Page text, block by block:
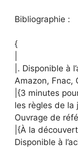
Bibliographie :
{
|. Disponible à
Amazon, Fnac,
|{3 minutes
les règles de la
Ouvrage de
|{À la
Disponible à